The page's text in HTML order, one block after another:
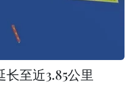
至近3.85公里